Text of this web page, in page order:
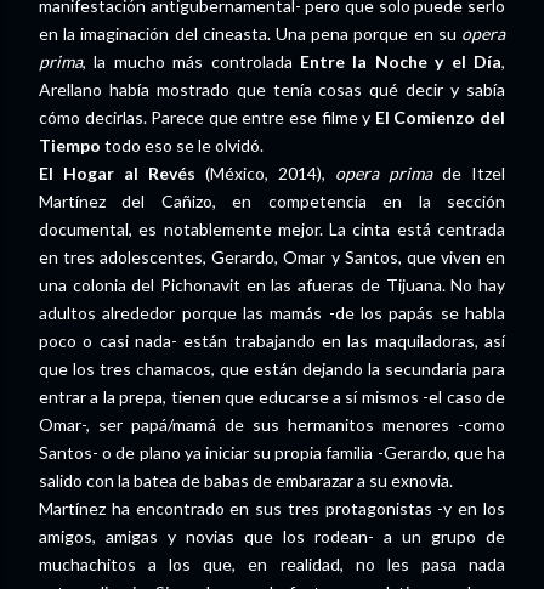
manifestación antigubernamental- pero que solo puede serlo
en la imaginación del cineasta. Una pena porque en su opera
prima, la mucho más controlada Entre la Noche y el Día,
Arellano había mostrado que tenía cosas qué decir y sabía
cómo decirlas. Parece que entre ese filme y El Comienzo del
Tiempo todo eso se le olvidó.
El Hogar al Revés (México, 2014), opera primade Itzel
Martínez del Cañizo, en competencia en la sección
documental, es notablemente mejor. La cinta está centrada
en tres adolescentes, Gerardo, Omar y Santos, que viven en
una colonia del Pichonavit en las afueras de Tijuana. No hay
adultos alrededor porque las mamás -de los papás se habla
poco o casi nada- están trabajando en las maquiladoras, así
que los tres chamacos, que están dejando la secundaria para
entrar a la prepa, tienen que educarse a sí mismos -el caso de
Omar-, ser papá/mamá de sus hermanitos menores -como
Santos- o de plano ya iniciar su propia familia -Gerardo, que ha
salido con la batea de babas de embarazar a su exnovia.
Martínez ha encontrado en sus tres protagonistas -y en los
amigos, amigas y novias que los rodean- a un grupo de
muchachitos a los que, en realidad, no les pasa nada